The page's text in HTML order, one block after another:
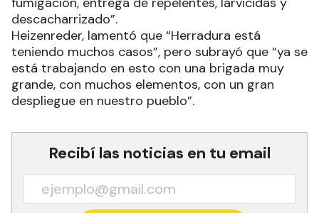
descacharrizado”.
Heizenreder, lamentó que “Herradura está
teniendo muchos casos”, pero subrayó que “ya se
está trabajando en esto con una brigada muy
grande, con muchos elementos, con un gran
despliegue en nuestro pueblo”.
Recibí las noticias en tu email